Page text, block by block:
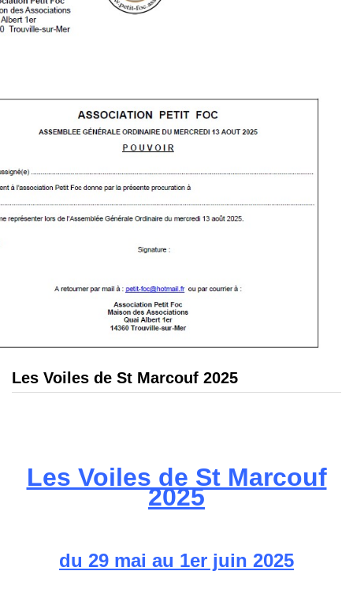
Les Voiles de St Marcouf 2025
Les Voiles de St Marcouf
2025
du 29 mai au 1er juin 2025